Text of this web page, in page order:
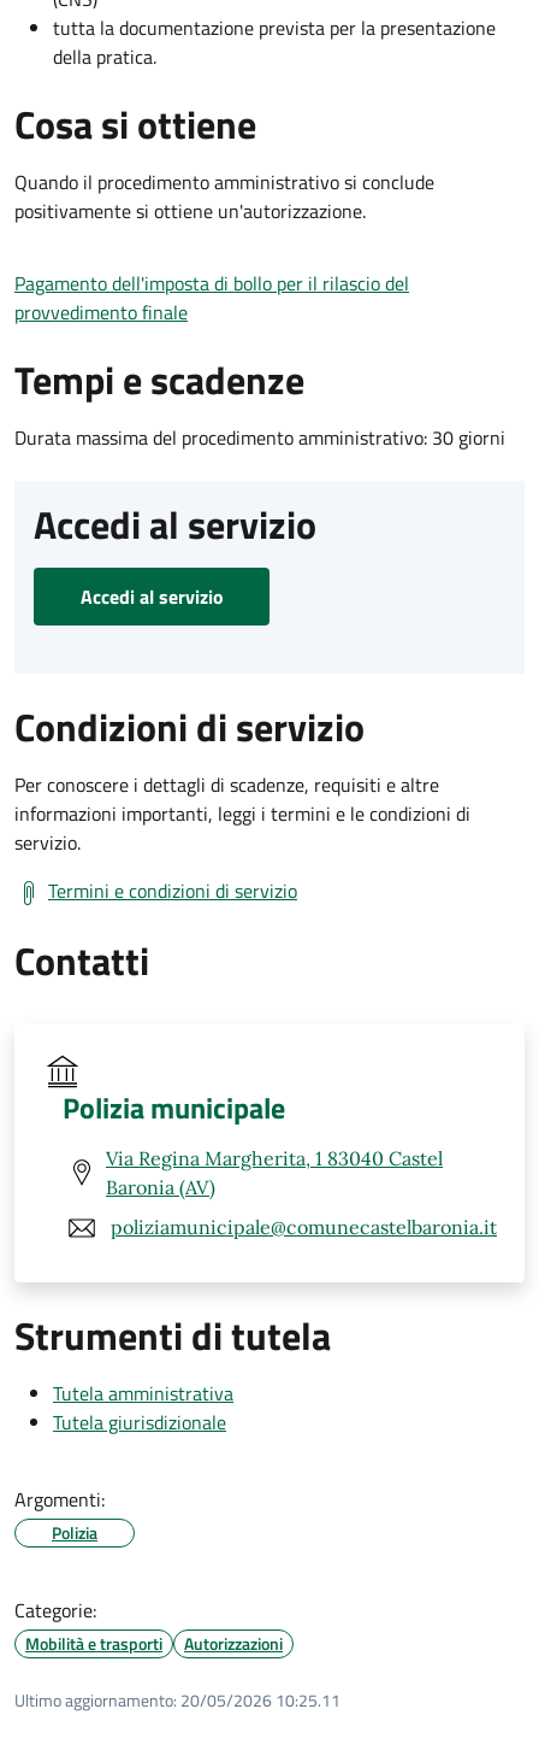
tutta la documentazione prevista per la presentazione
della pratica.
Cosa si ottiene
Quando il procedimento amministrativo si conclude
positivamente si ottiene un'autorizzazione.
Pagamento dell'imposta di bollo per il rilascio del
provvedimento finale
Tempi e scadenze
Durata massima del procedimento amministrativo: 30 giorni
Accedi al servizio
Accedi al servizio
Condizioni di servizio
Per conoscere i dettagli di scadenze, requisiti e altre
informazioni importanti, leggi i termini e le condizioni di
servizio.
Termini e condizioni di servizio
Contatti
Polizia municipale
Via Regina Margherita, 1 83040 Castel
Baronia (AV)
poliziamunicipale@comunecastelbaronia.it
Strumenti di tutela
Tutela amministrativa
Tutela giurisdizionale
Argomenti:
Polizia
Categorie:
Mobilità e trasporti Autorizzazioni
Ultimo aggiornamento: 20/05/2026 10:25.11